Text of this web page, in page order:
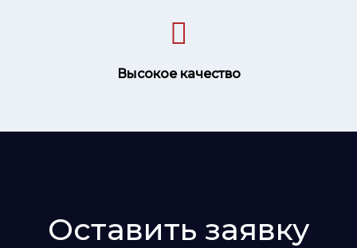
Высокое качество
Оставить заявку